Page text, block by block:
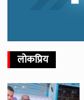
लोकप्रिय